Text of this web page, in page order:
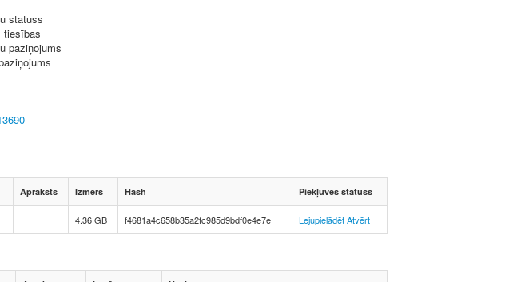
statuss
tiesības
paziņojums
Apraksts Izmērs Hash Piekļuves statuss
4.36 GB f4681a4c658b35a2fc985d9bdf0e4e7e LejupielādētAtvērt